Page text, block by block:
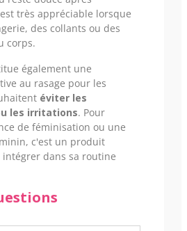
très appréciable lorsque
des collants ou des
corps.
également une
au rasage pour les
éviter les
les irritations. Pour
de féminisation ou une
c'est un produit
intégrer dans sa routine